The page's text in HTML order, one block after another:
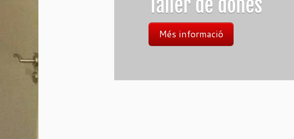
Taller de dones
Més informació